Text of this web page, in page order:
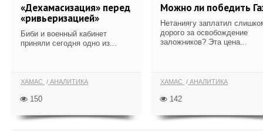
«Дехамасизация» перед
«ривьеризацией»
Биби и военный кабинет
приняли сегодня одно из...
ХАМАС АНАЛИТИКА
150
Можно ли победить
Нетаниягу заплатил
дорого за освобождение
заложников? Эта цена...
ХАМАС АНАЛИТИКА
142